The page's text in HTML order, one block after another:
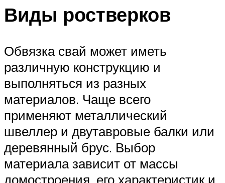
Виды ростверков
Обвязка свай может иметь
различную конструкцию и
выполняться из разных
материалов. Чаще всего
применяют металлический
швеллер и двутавровые балки или
деревянный брус. Выбор
материала зависит от массы
домостроения, его характеристик и